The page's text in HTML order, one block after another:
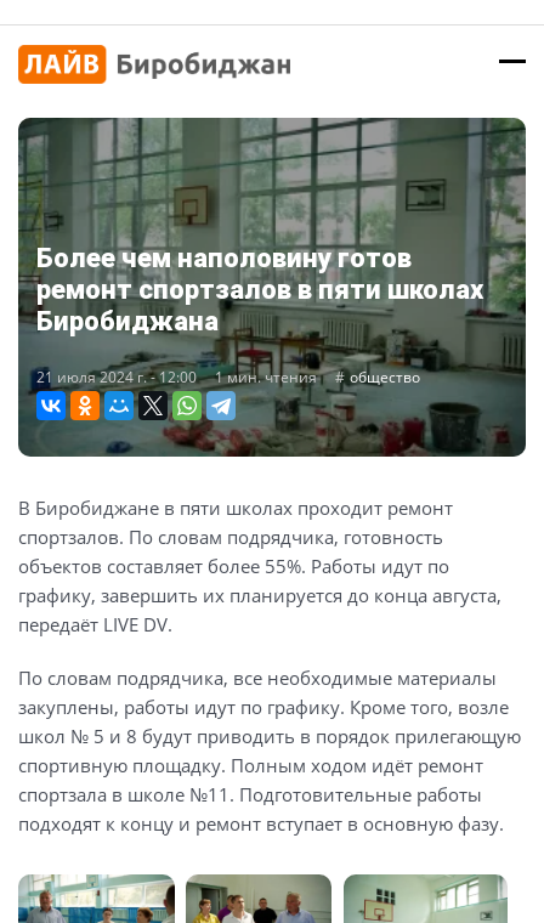
Более чем наполовину готов
ремонт спортзалов в пяти школах
Биробиджана
21 июля 2024 г. - 12:00 1 мин. чтения общество
В Биробиджане в пяти школах проходит ремонт
спортзалов. По словам подрядчика, готовность
объектов составляет более 55%. Работы идут по
графику, завершить их планируется до конца августа,
передаёт LIVE DV.
По словам подрядчика, все необходимые материалы
закуплены, работы идут по графику. Кроме того, возле
школ № 5 и 8 будут приводить в порядок прилегающую
спортивную площадку. Полным ходом идёт ремонт
спортзала в школе №11. Подготовительные работы
подходят к концу и ремонт вступает в основную фазу.